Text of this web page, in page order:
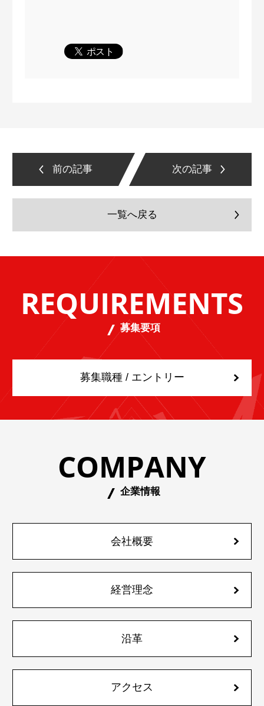
前の記事 次の記事
一覧へ戻る
REQUIREMENTS
募集要項
募集職種 / エントリー
COMPANY
企業情報
会社概要
経営理念
沿革
アクセス